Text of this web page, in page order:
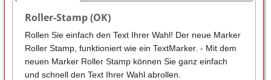
Roller-Stamp (OK)
Rollen Sie einfach den Text Ihrer Wahl! Der neue Marker
Roller Stamp, funktioniert wie ein TextMarker. - Mit dem
neuen Marker Roller Stamp können Sie ganz einfach
und schnell den Text Ihrer Wahl abrollen.